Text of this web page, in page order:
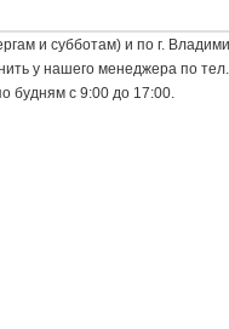
и субботам) и по г.
у нашего менеджера по
будням с 9:00 до 17:00.